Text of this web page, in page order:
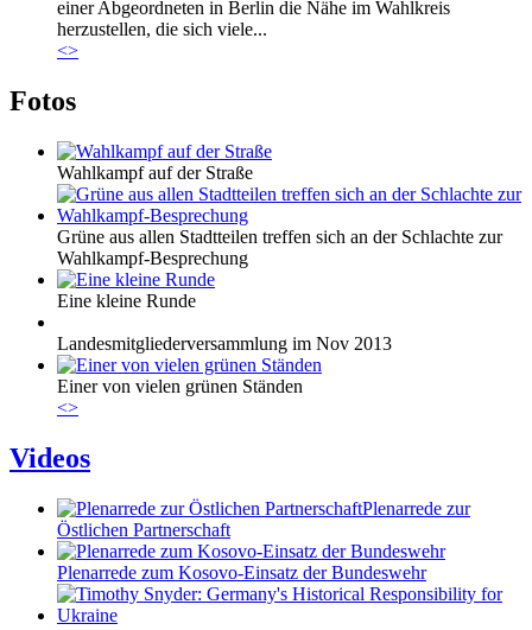
einer Abgeordneten in Berlin die Nähe im Wahlkreis
herzustellen, die sich viele...
<>
Fotos
Wahlkampf auf der Straße
Grüne aus allen Stadtteilen treffen sich an der Schlachte zur
Wahlkampf-Besprechung
Eine kleine Runde
Landesmitgliederversammlung im Nov 2013
Einer von vielen grünen Ständen
<>
Videos
Plenarrede zur
Östlichen Partnerschaft
Plenarrede zum Kosovo-Einsatz der Bundeswehr